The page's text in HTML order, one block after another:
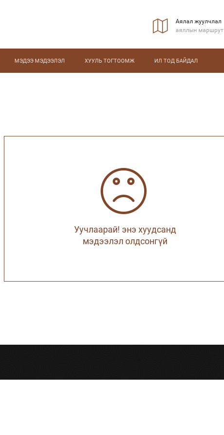
Аялал жуулчлал
аяллын маршрут
МЭДЭЭ МЭДЭЭЛЭЛ ХУУЛЬ ТОГТООМЖ ИЛ ТОД БАЙДАЛ
Уучлаарай! энэ хуудсанд
мэдээлэл олдсонгүй